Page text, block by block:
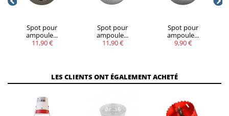
Spot pour
ampoule...
11,90 €
Spot pour
ampoule...
11,90 €
Spot pour
ampoule...
9,90 €
LES CLIENTS ONT ÉGALEMENT ACHETÉ